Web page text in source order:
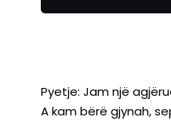
Pyetje: Jam një
A kam bërë gjynah,